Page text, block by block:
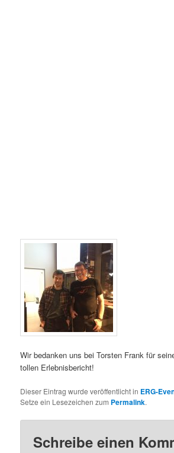
Wir bedanken uns bei Torsten Frank für
tollen Erlebnisbericht!
Dieser Eintrag wurde veröffentlicht in ERG-
Setze ein Lesezeichen zum Permalink.
Schreibe einen